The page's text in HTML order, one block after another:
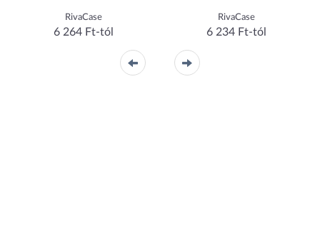
RivaCase
6 264 Ft-tól
RivaCase
6 234 Ft-tól